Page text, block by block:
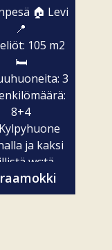
🏠 Levi
📍
105 m2
🛏️
3
8+4
ja kaksi
wc:tä
✨...